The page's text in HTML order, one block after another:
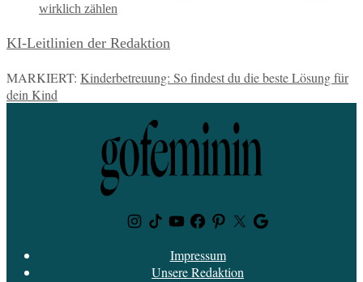
wirklich zählen
KI-Leitlinien der Redaktion
MARKIERT: Kinderbetreuung: So findest du die beste Lösung für
dein Kind
Instagram
TikTokYoutubeFacebook
PinterestTwitterGoogle
Impressum
Unsere Redaktion